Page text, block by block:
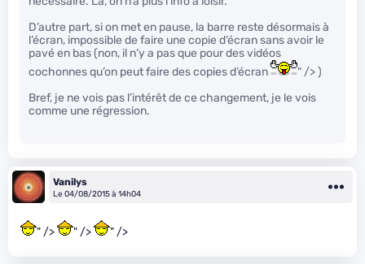
D’autre part, si on met en pause, la barre reste désormais à
l’écran, impossible de faire une copie d’écran sans avoir le
pavé en bas (non, il n’y a pas que pour des vidéos
cochonnes qu’on peut faire des copies d’écran
" /> )
Bref, je ne vois pas l’intérêt de ce changement, je le vois
comme une régression.
Vanilys
Le 04/08/2015 à 14h04
" /> " /> " />